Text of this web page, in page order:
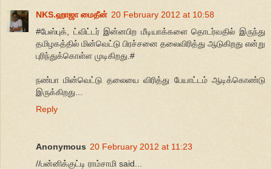
NKS.ஹாஜா மைதீன் 20 February 2012 at 10:58
#பேஸ்புக், ட்விட்டர் இன்னபிற மீடியாக்களை தொடர்வதில் இருந்து
தமிழகத்தில் மின்வெட்டு பிரச்சனை தலைவிரித்து ஆடுகிறது என்று
புரிந்துக்கொள்ள முடிகிறது.#
நண்பா மின்வெட்டு தலையை விரித்து பேயாட்டம் ஆடிக்கொண்டு
இருக்கிறது...
Reply
Anonymous 20 February 2012 at 11:23
//பன்னிக்குட்டி ராம்சாமி said...